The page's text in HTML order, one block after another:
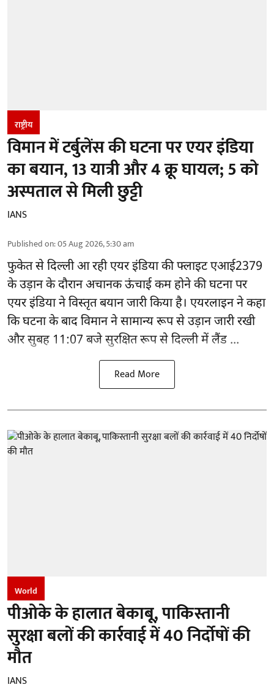
राष्ट्रीय
विमान में टर्बुलेंस की घटना पर एयर इंडिया
का बयान, 13 यात्री और 4 क्रू घायल; 5 को
अस्पताल से मिली छुट्टी
IANS
Published on:05 Aug 2026, 5:30 am
फुकेत सेदिल्लीआ रही एयर इंडिया की फ्लाइट एआई2379
के उड़ान के दौरान अचानक ऊंचाई कम होने की घटना पर
एयर इंडिया ने विस्तृत बयान जारी किया है। एयरलाइन ने कहा
कि घटना के बाद विमान ने सामान्य रूप से उड़ान जारी रखी
और सुबह 11:07 बजे सुरक्षित रूप से दिल्ली में लैंड ...
Read More
World
पीओके के हालात बेकाबू, पाकिस्तानी
सुरक्षा बलों की कार्रवाई में 40 निर्दोषों की
मौत
IANS